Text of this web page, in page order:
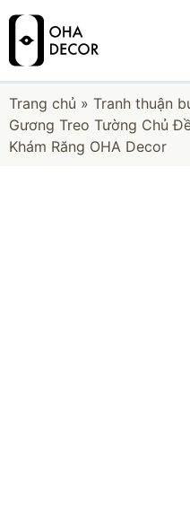
Trang chủ » Tranh thuận
Gương Treo Tường Chủ
Khám Răng OHA Decor